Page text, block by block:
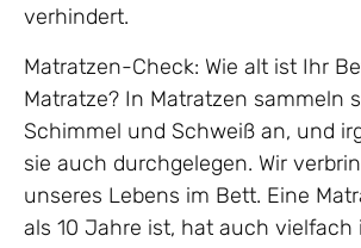
verhindert.
Matratzen-Check: Wie alt ist Ihr
Matratze? In Matratzen sammeln
Schimmel und Schweiß an, und
sie auch durchgelegen. Wir
unseres Lebens im Bett. Eine
als 10 Jahre ist, hat auch vielfach